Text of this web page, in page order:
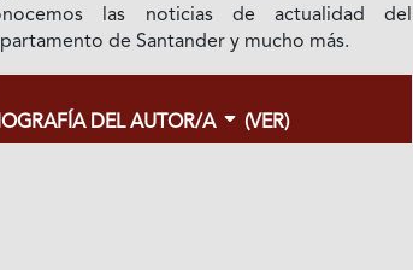
las noticias de actualidad del
de Santander y mucho más.
DEL AUTOR/A (VER)